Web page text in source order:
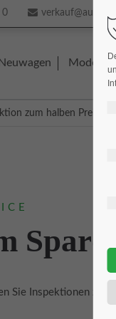
Lorem
We offer
Mon - Fri
0
Neuwagen Modelle
zum halben Preis
Sie Inspektionen zum